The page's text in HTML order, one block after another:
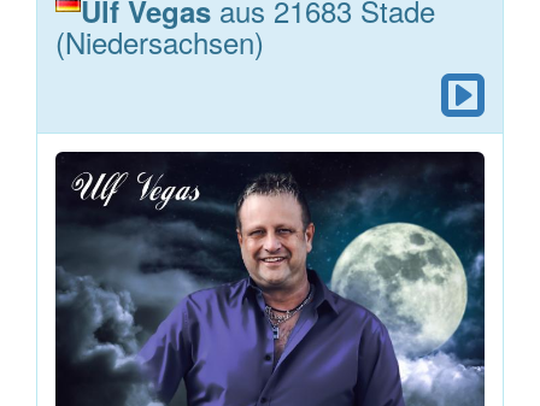
Ulf Vegas aus 21683 Stade
(Niedersachsen)